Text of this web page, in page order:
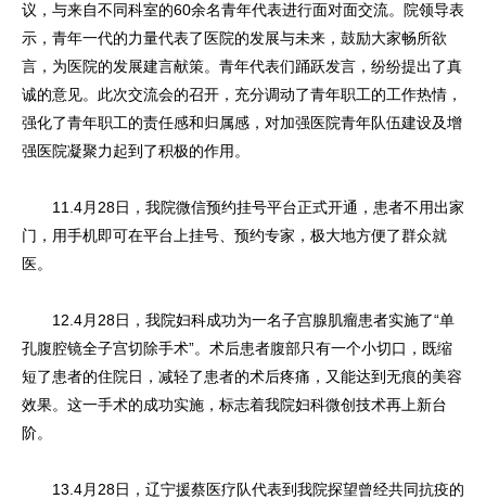
议，与来自不同科室的60余名青年代表进行面对面交流。院领导表
示，青年一代的力量代表了医院的发展与未来，鼓励大家畅所欲
言，为医院的发展建言献策。青年代表们踊跃发言，纷纷提出了真
诚的意见。此次交流会的召开，充分调动了青年职工的工作热情，
强化了青年职工的责任感和归属感，对加强医院青年队伍建设及增
强医院凝聚力起到了积极的作用。
11.4月28日，我院微信预约挂号平台正式开通，患者不用出家
门，用手机即可在平台上挂号、预约专家，极大地方便了群众就
医。
12.4月28日，我院妇科成功为一名子宫腺肌瘤患者实施了“单
孔腹腔镜全子宫切除手术”。术后患者腹部只有一个小切口，既缩
短了患者的住院日，减轻了患者的术后疼痛，又能达到无痕的美容
效果。这一手术的成功实施，标志着我院妇科微创技术再上新台
阶。
13.4月28日，辽宁援蔡医疗队代表到我院探望曾经共同抗疫的